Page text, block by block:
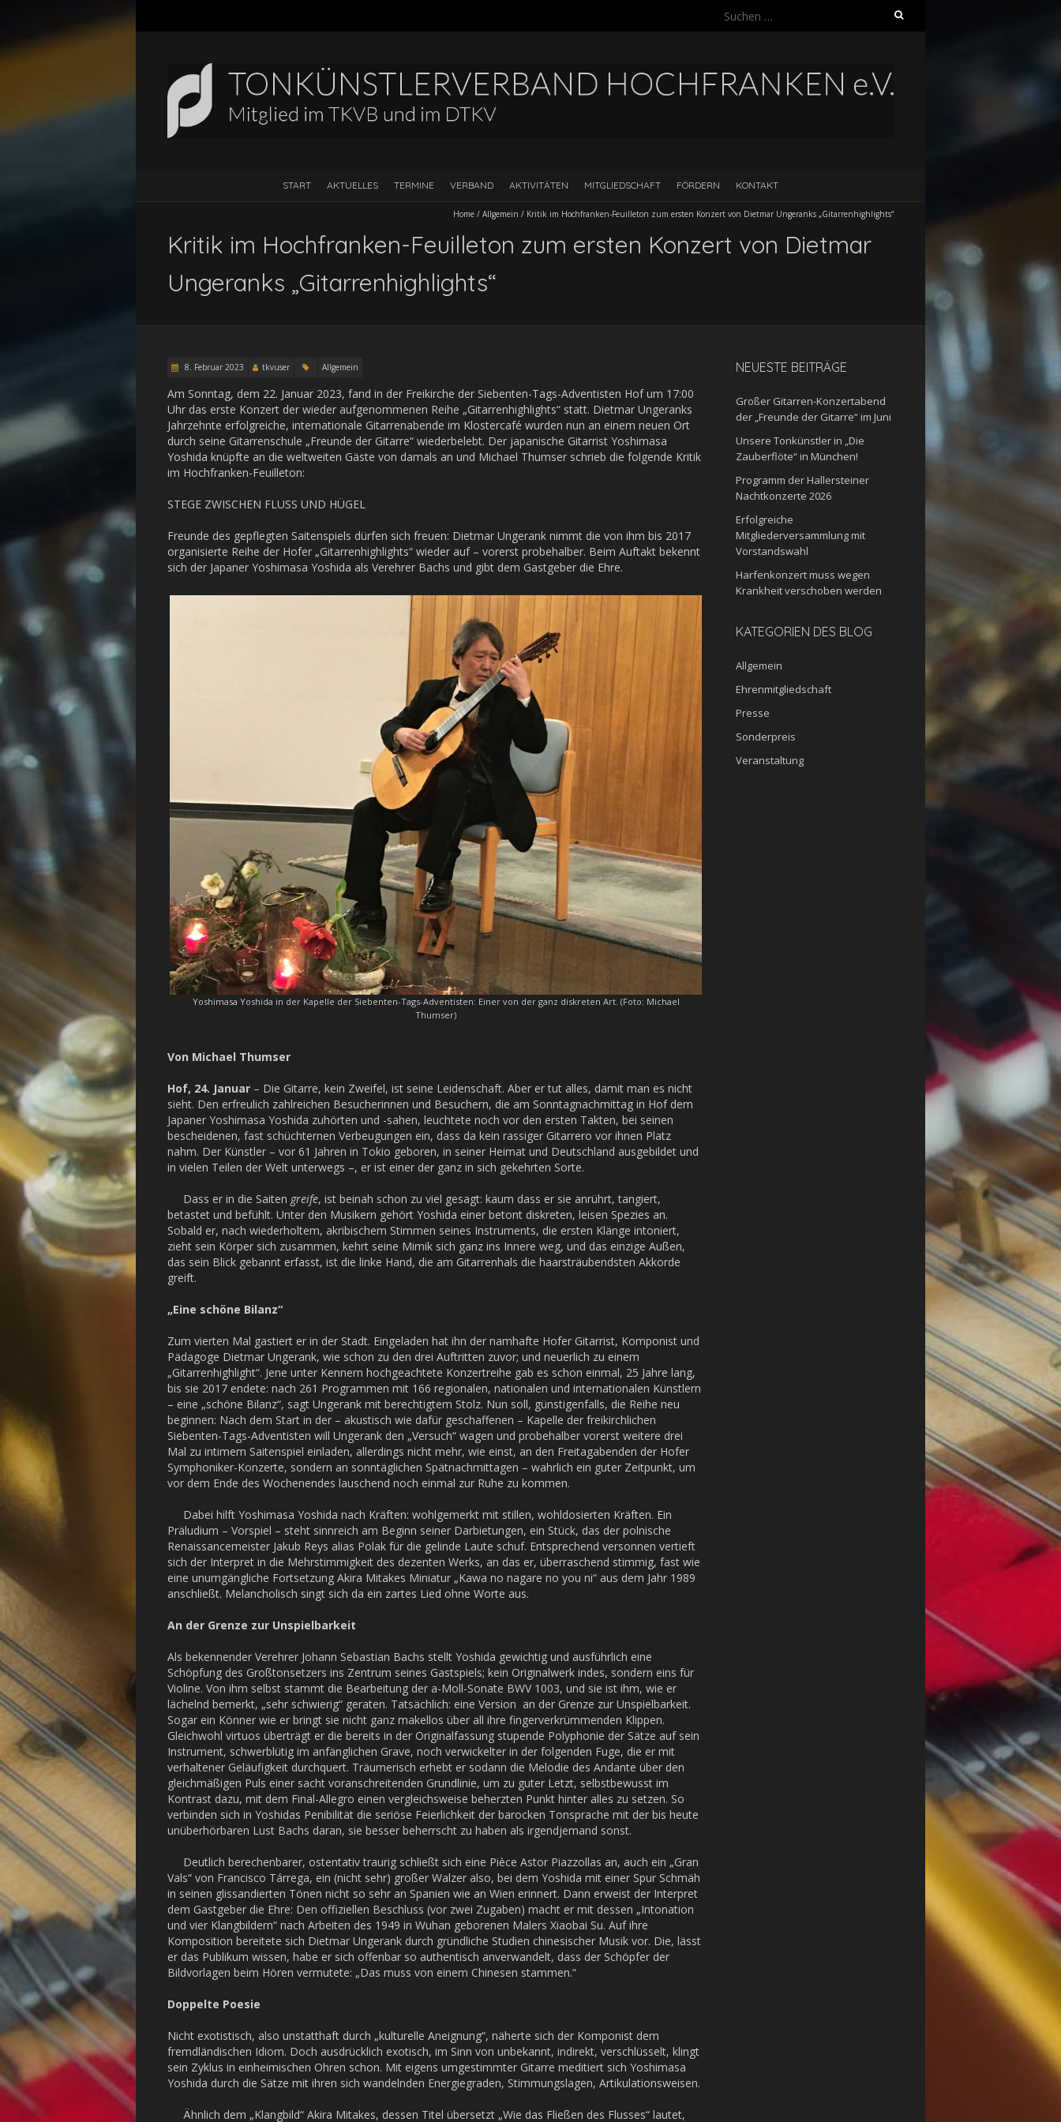
Suchen
START AKTUELLES TERMINE VERBAND AKTIVITÄTEN MITGLIEDSCHAFT FÖRDERN KONTAKT
Home / Allgemein / Kritik im Hochfranken-Feuilleton zum ersten Konzert von Dietmar Ungeranks „Gitarrenhighlights“
Kritik im Hochfranken-Feuilleton zum ersten Konzert von Dietmar
Ungeranks „Gitarrenhighlights“
8. Februar 2023 tkvuser Allgemein
Am Sonntag, dem 22. Januar 2023, fand in der Freikirche der Siebenten-Tags-Adventisten Hof um 17:00
Uhr das erste Konzert der wieder aufgenommenen Reihe „Gitarrenhighlights“ statt. Dietmar Ungeranks
Jahrzehnte erfolgreiche, internationale Gitarrenabende im Klostercafé wurden nun an einem neuen Ort
durch seine Gitarrenschule „Freunde der Gitarre“ wiederbelebt. Der japanische Gitarrist Yoshimasa
Yoshida knüpfte an die weltweiten Gäste von damals an und Michael Thumser schrieb die folgende Kritik
im Hochfranken-Feuilleton:
STEGE ZWISCHEN FLUSS UND HÜGEL
Freunde des gepflegten Saitenspiels dürfen sich freuen: Dietmar Ungerank nimmt die von ihm bis 2017
organisierte Reihe der Hofer „Gitarrenhighlights“ wieder auf – vorerst probehalber. Beim Auftakt bekennt
sich der Japaner Yoshimasa Yoshida als Verehrer Bachs und gibt dem Gastgeber die Ehre.
Yoshimasa Yoshida in der Kapelle der Siebenten-Tags-Adventisten: Einer von der ganz diskreten Art. (Foto: Michael
Thumser)
Von Michael Thumser
Hof, 24. Januar – Die Gitarre, kein Zweifel, ist seine Leidenschaft. Aber er tut alles, damit man es nicht
sieht. Den erfreulich zahlreichen Besucherinnen und Besuchern, die am Sonntagnachmittag in Hof dem
Japaner Yoshimasa Yoshida zuhörten und -sahen, leuchtete noch vor den ersten Takten, bei seinen
bescheidenen, fast schüchternen Verbeugungen ein, dass da kein rassiger Gitarrero vor ihnen Platz
nahm. Der Künstler – vor 61 Jahren in Tokio geboren, in seiner Heimat und Deutschland ausgebildet und
in vielen Teilen der Welt unterwegs –, er ist einer der ganz in sich gekehrten Sorte.
Dass er in die Saiten greife, ist beinah schon zu viel gesagt: kaum dass er sie anrührt, tangiert,
betastet und befühlt. Unter den Musikern gehört Yoshida einer betont diskreten, leisen Spezies an.
Sobald er, nach wiederholtem, akribischem Stimmen seines Instruments, die ersten Klänge intoniert,
zieht sein Körper sich zusammen, kehrt seine Mimik sich ganz ins Innere weg, und das einzige Außen,
das sein Blick gebannt erfasst, ist die linke Hand, die am Gitarrenhals die haarsträubendsten Akkorde
greift.
„Eine schöne Bilanz“
Zum vierten Mal gastiert er in der Stadt. Eingeladen hat ihn der namhafte Hofer Gitarrist, Komponist und
Pädagoge Dietmar Ungerank, wie schon zu den drei Auftritten zuvor; und neuerlich zu einem
„Gitarrenhighlight“. Jene unter Kennern hochgeachtete Konzertreihe gab es schon einmal, 25 Jahre lang,
bis sie 2017 endete: nach 261 Programmen mit 166 regionalen, nationalen und internationalen Künstlern
– eine „schöne Bilanz“, sagt Ungerank mit berechtigtem Stolz. Nun soll, günstigenfalls, die Reihe neu
beginnen: Nach dem Start in der – akustisch wie dafür geschaffenen – Kapelle der freikirchlichen
Siebenten-Tags-Adventisten will Ungerank den „Versuch“ wagen und probehalber vorerst weitere drei
Mal zu intimem Saitenspiel einladen, allerdings nicht mehr, wie einst, an den Freitagabenden der Hofer
Symphoniker-Konzerte, sondern an sonntäglichen Spätnachmittagen – wahrlich ein guter Zeitpunkt, um
vor dem Ende des Wochenendes lauschend noch einmal zur Ruhe zu kommen.
Dabei hilft Yoshimasa Yoshida nach Kräften: wohlgemerkt mit stillen, wohldosierten Kräften. Ein
Präludium – Vorspiel – steht sinnreich am Beginn seiner Darbietungen, ein Stück, das der polnische
Renaissancemeister Jakub Reys alias Polak für die gelinde Laute schuf. Entsprechend versonnen vertieft
sich der Interpret in die Mehrstimmigkeit des dezenten Werks, an das er, überraschend stimmig, fast wie
eine unumgängliche Fortsetzung Akira Mitakes Miniatur „Kawa no nagare no you ni“ aus dem Jahr 1989
anschließt. Melancholisch singt sich da ein zartes Lied ohne Worte aus.
An der Grenze zur Unspielbarkeit
Als bekennender Verehrer Johann Sebastian Bachs stellt Yoshida gewichtig und ausführlich eine
Schöpfung des Großtonsetzers ins Zentrum seines Gastspiels; kein Originalwerk indes, sondern eins für
Violine. Von ihm selbst stammt die Bearbeitung der a-Moll-Sonate BWV 1003, und sie ist ihm, wie er
lächelnd bemerkt, „sehr schwierig“ geraten. Tatsächlich: eine Version an der Grenze zur Unspielbarkeit.
Sogar ein Könner wie er bringt sie nicht ganz makellos über all ihre fingerverkrümmenden Klippen.
Gleichwohl virtuos überträgt er die bereits in der Originalfassung stupende Polyphonie der Sätze auf sein
Instrument, schwerblütig im anfänglichen Grave, noch verwickelter in der folgenden Fuge, die er mit
verhaltener Geläufigkeit durchquert. Träumerisch erhebt er sodann die Melodie des Andante über den
gleichmäßigen Puls einer sacht voranschreitenden Grundlinie, um zu guter Letzt, selbstbewusst im
Kontrast dazu, mit dem Final-Allegro einen vergleichsweise beherzten Punkt hinter alles zu setzen. So
verbinden sich in Yoshidas Penibilität die seriöse Feierlichkeit der barocken Tonsprache mit der bis heute
unüberhörbaren Lust Bachs daran, sie besser beherrscht zu haben als irgendjemand sonst.
Deutlich berechenbarer, ostentativ traurig schließt sich eine Pièce Astor Piazzollas an, auch ein „Gran
Vals“ von Francisco Tárrega, ein (nicht sehr) großer Walzer also, bei dem Yoshida mit einer Spur Schmäh
in seinen glissandierten Tönen nicht so sehr an Spanien wie an Wien erinnert. Dann erweist der Interpret
dem Gastgeber die Ehre: Den offiziellen Beschluss (vor zwei Zugaben) macht er mit dessen „Intonation
und vier Klangbildern“ nach Arbeiten des 1949 in Wuhan geborenen Malers Xiaobai Su. Auf ihre
Komposition bereitete sich Dietmar Ungerank durch gründliche Studien chinesischer Musik vor. Die, lässt
er das Publikum wissen, habe er sich offenbar so authentisch anverwandelt, dass der Schöpfer der
Bildvorlagen beim Hören vermutete: „Das muss von einem Chinesen stammen.“
Doppelte Poesie
Nicht exotistisch, also unstatthaft durch „kulturelle Aneignung“, näherte sich der Komponist dem
fremdländischen Idiom. Doch ausdrücklich exotisch, im Sinn von unbekannt, indirekt, verschlüsselt, klingt
sein Zyklus in einheimischen Ohren schon. Mit eigens umgestimmter Gitarre meditiert sich Yoshimasa
Yoshida durch die Sätze mit ihren sich wandelnden Energiegraden, Stimmungslagen, Artikulationsweisen.
Ähnlich dem „Klangbild“ Akira Mitakes, dessen Titel übersetzt „Wie das Fließen des Flusses“ lautet,
NEUESTE BEITRÄGE
Großer Gitarren-Konzertabend
der „Freunde der Gitarre“ im Juni
Unsere Tonkünstler in „Die
Zauberflöte“ in München!
Programm der Hallersteiner
Nachtkonzerte 2026
Erfolgreiche
Mitgliederversammlung mit
Vorstandswahl
Harfenkonzert muss wegen
Krankheit verschoben werden
KATEGORIEN DES BLOG
Allgemein
Ehrenmitgliedschaft
Presse
Sonderpreis
Veranstaltung